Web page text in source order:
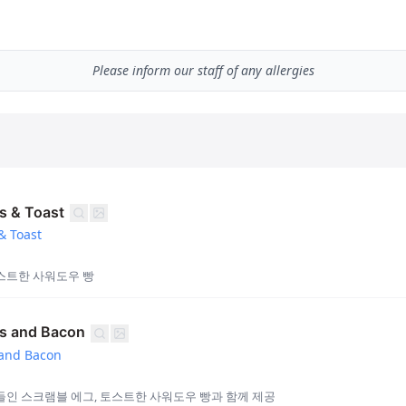
Please inform our staff of any allergies
& Toast
Toast
트한 사워도우 빵
and Bacon
Bacon
인 스크램블 에그, 토스트한 사워도우 빵과 함께 제공